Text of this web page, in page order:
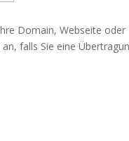
Domain, Webseite
falls Sie eine